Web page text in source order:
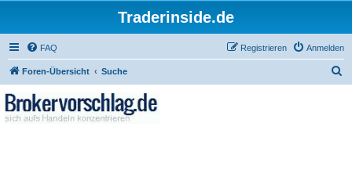
Traderinside.de
FAQ Anmelden
Registrieren
Foren-Übersicht Suche